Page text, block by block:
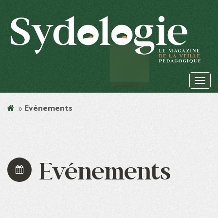
» Evénements
Evénements